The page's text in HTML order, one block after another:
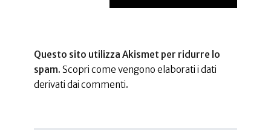
Questo sito utilizza Akismet per ridurre lo
spam. Scopri come vengono elaborati i dati
derivati dai commenti.